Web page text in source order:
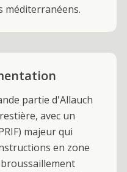
méditerranéens.
partie d'Allauch
avec un
majeur qui
en zone